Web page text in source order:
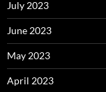
July 2023
June 2023
May 2023
April 2023